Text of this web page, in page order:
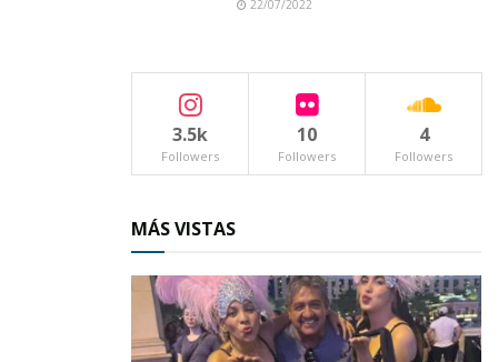
las mismas condiciones laborales.
22/07/2022
3.5k
Followers
10
Followers
4
Followers
MÁS VISTAS